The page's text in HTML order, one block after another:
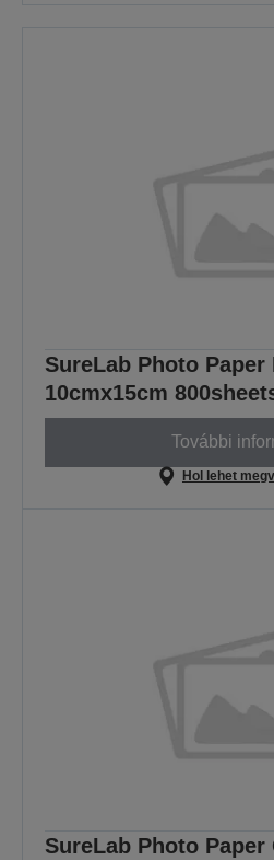
SureLab Photo Paper
10cmx15cm
További
Hol lehet
SureLab Photo Paper